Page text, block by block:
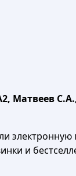
Матвеев
электронную
и